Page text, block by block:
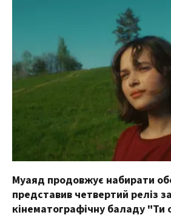
Муаяд продовжує набирати
представив четвертий реліз
кінематографічну баладу "Ти